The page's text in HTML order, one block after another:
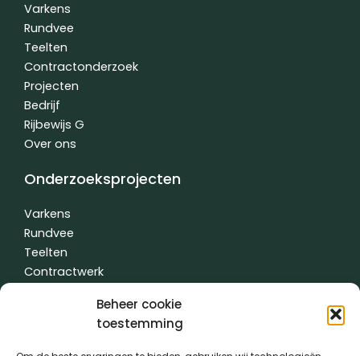
Beheer cookie
toestemming
o
k
-
f
n
-
n
Varkens
Rundvee
Teelten
Contractonderzoek
Projecten
Bedrijf
Rijbewijs G
Over ons
Onderzoeksprojecten
Varkens
Rundvee
Teelten
Contractwerk